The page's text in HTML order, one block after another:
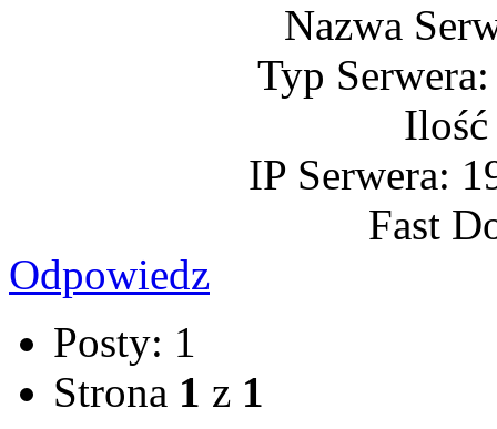
Nazwa
Typ
IP Serwera:
Fast
Odpowiedz
Posty: 1
Strona 1 z 1